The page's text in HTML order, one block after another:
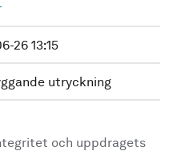
26 13:15
utryckning
och uppdragets